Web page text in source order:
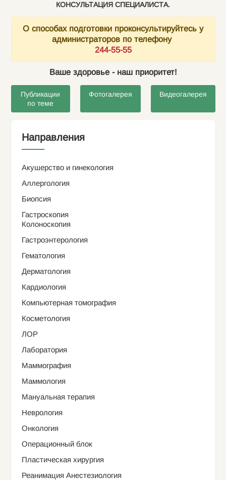
КОНСУЛЬТАЦИЯ СПЕЦИАЛИСТА.
О способах подготовки проконсультируйтесь у
администраторов по телефону
244-55-55
Ваше здоровье - наш приоритет!
Публикации
по теме
Фотогалерея Видеогалерея
Направления
Акушерство и гинекология
Аллергология
Биопсия
Гастроскопия
Колоноскопия
Гастроэнтерология
Гематология
Дерматология
Кардиология
Компьютерная томография
Косметология
ЛОР
Лаборатория
Маммография
Маммология
Мануальная терапия
Неврология
Онкология
Операционный блок
Пластическая хирургия
Реанимация Анестезиология